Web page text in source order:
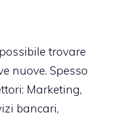
trovare
nuove. Spesso
Marketing,
bancari,